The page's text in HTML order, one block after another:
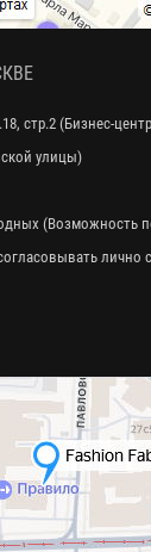
стр.2 (Бизнес-
улицы)
(Возможность
лично